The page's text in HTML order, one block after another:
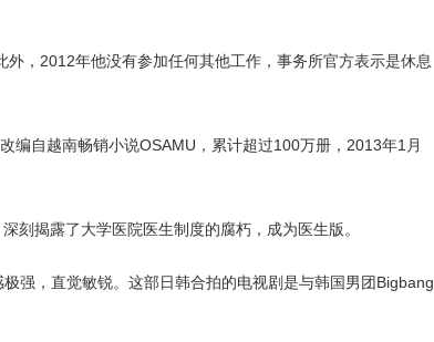
，2012年他没有参加任何其他工作，事务所官方表示是休息
编自越南畅销小说OSAMU，累计超过100万册，2013年1月
刻揭露了大学医院医生制度的腐朽，成为医生版。
强，直觉敏锐。这部日韩合拍的电视剧是与韩国男团Bigbang